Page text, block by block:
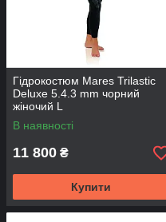
Гідрокостюм Mares Trilastic
Deluxe 5.4.3 mm чорний
жіночий L
В наявності
11 800 ₴
Купити